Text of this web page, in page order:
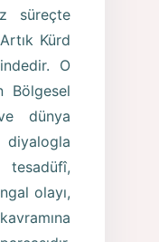
süreçte
Kürd
O
Bölgesel
dünya
tesadüfî,
olayı,